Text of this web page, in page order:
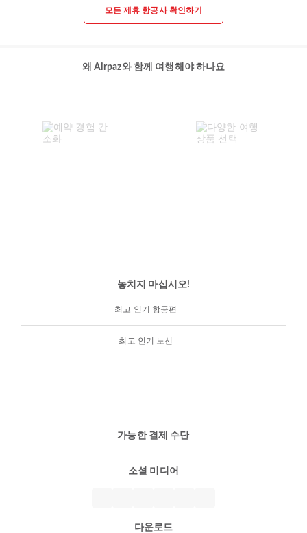
모든 제휴 항공사 확인하기
왜 Airpaz와 함께 여행해야 하나요
놓치지 마십시오!
최고 인기 항공편
최고 인기 노선
가능한 결제 수단
소셜 미디어
다운로드